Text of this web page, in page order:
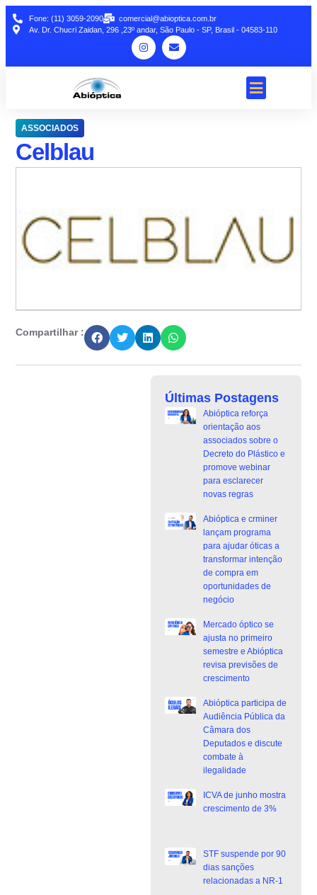
Fone: (11) 3059-2090
comercial@abioptica.com.br
Av. Dr. Chucri Zaidan, 296 ,23º andar, São Paulo - SP, Brasil - 04583-110
ASSOCIADOS
Celblau
Compartilhar :
Últimas Postagens
Abióptica reforça
orientação aos
associados sobre o
Decreto do Plástico e
promove webinar
para esclarecer
novas regras
Abióptica e crminer
lançam programa
para ajudar óticas a
transformar intenção
de compra em
oportunidades de
negócio
Mercado óptico se
ajusta no primeiro
semestre e Abióptica
revisa previsões de
crescimento
Abióptica participa de
Audiência Pública da
Câmara dos
Deputados e discute
combate à
ilegalidade
ICVA de junho mostra
crescimento de 3%
STF suspende por 90
dias sanções
relacionadas a NR-1